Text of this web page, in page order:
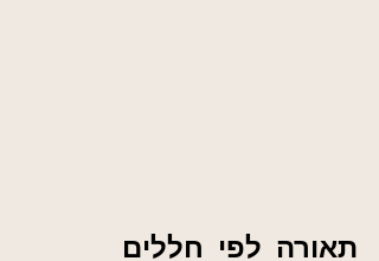
תאורה לפי חללים